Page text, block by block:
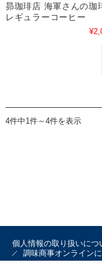
昴珈琲店 海軍さんの珈
レギュラーコーヒー
4件中1件～4件を表示
個人情報の取り扱いにつ
調味商事オンライン